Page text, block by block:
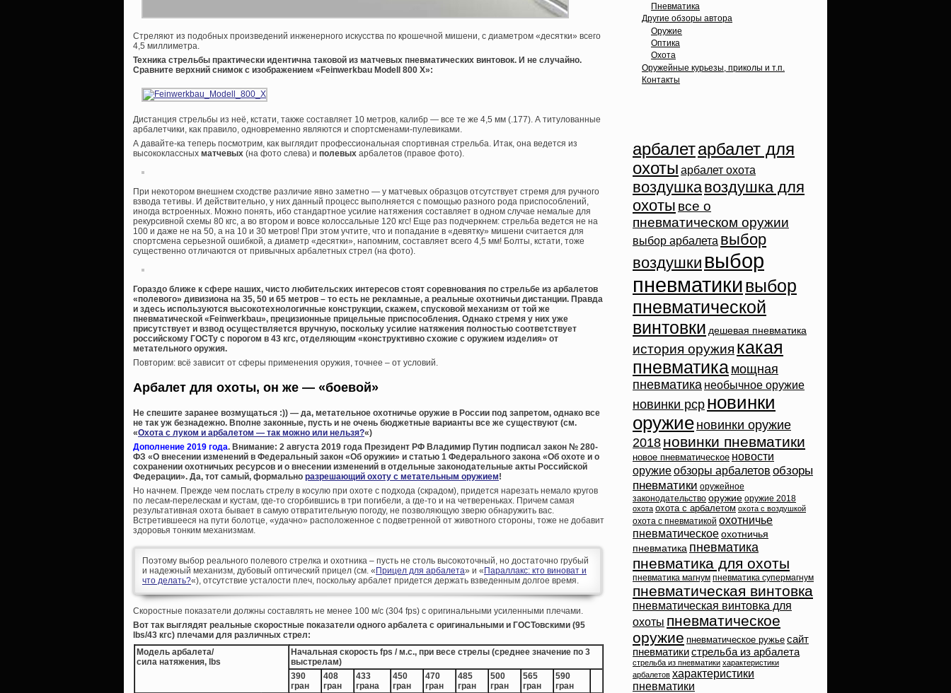
Стреляют из подобных произведений инженерного искусства по крошечной мишени, с диаметром «десятки» всего
4,5 миллиметра.
Техника стрельбы практически идентична таковой из матчевых пневматических винтовок. И не случайно.
Сравните верхний снимок с изображением «Feinwerkbau Modell 800 X»:
Дистанция стрельбы из неё, кстати, также составляет 10 метров, калибр — все те же 4,5 мм (.177). А титулованные
арбалетчики, как правило, одновременно являются и спортсменами-пулевиками.
А давайте-ка теперь посмотрим, как выглядит профессиональная спортивная стрельба. Итак, она ведется из
высококлассных матчевых (на фото слева) и полевых арбалетов (правое фото).
При некотором внешнем сходстве различие явно заметно — у матчевых образцов отсутствует стремя для ручного
взвода тетивы. И действительно, у них данный процесс выполняется с помощью разного рода приспособлений,
иногда встроенных. Можно понять, ибо стандартное усилие натяжения составляет в одном случае немалые для
рекурсивной схемы 80 кгс, а во втором и вовсе колоссальные 120 кгс! Еще раз подчеркнем: стрельба ведется не на
100 и даже не на 50, а на 10 и 30 метров! При этом учтите, что и попадание в «девятку» мишени считается для
спортсмена серьезной ошибкой, а диаметр «десятки», напомним, составляет всего 4,5 мм! Болты, кстати, тоже
существенно отличаются от привычных арбалетных стрел (на фото).
Гораздо ближе к сфере наших, чисто любительских интересов стоят соревнования по стрельбе из арбалетов
«полевого» дивизиона на 35, 50 и 65 метров – то есть не рекламные, а реальные охотничьи дистанции. Правда
и здесь используются высокотехнологичные конструкции, скажем, спусковой механизм от той же
пневматической «Feinwerkbau», прецизионные прицельные приспособления. Однако стремя у них уже
присутствует и взвод осуществляется вручную, поскольку усилие натяжения полностью соответствует
российскому ГОСТу с порогом в 43 кгс, отделяющим «конструктивно схожие с оружием изделия» от
метательного оружия.
Повторим: всё зависит от сферы применения оружия, точнее – от условий.
Арбалет для охоты, он же — «боевой»
Не спешите заранее возмущаться :)) — да, метательное охотничье оружие в России под запретом, однако все
не так уж безнадежно. Вполне законные, пусть и не очень бюджетные варианты все же существуют (см.
«Охота с луком и арбалетом — так можно или нельзя?«)
Дополнение 2019 года. Внимание: 2 августа 2019 года Президент РФ Владимир Путин подписал закон № 280-
ФЗ «О внесении изменений в Федеральный закон «Об оружии» и статью 1 Федерального закона «Об охоте и о
сохранении охотничьих ресурсов и о внесении изменений в отдельные законодательные акты Российской
Федерации». Да, тот самый, формально разрешающий охоту с метательным оружием!
Но начнем. Прежде чем послать стрелу в косулю при охоте с подхода (скрадом), придется нарезать немало кругов
по лесам-перелескам и кустам, где-то сгорбившись в три погибели, а где-то и на четвереньках. Причем самая
результативная охота бывает в самую отвратительную погоду, не позволяющую зверю обнаружить вас.
Встретившееся на пути болотце, «удачно» расположенное с подветренной от животного стороны, тоже не добавит
здоровья тонким механизмам.
Поэтому выбор реального полевого стрелка и охотника – пусть не столь высокоточный, но достаточно грубый
и надежный механизм, дубовый оптический прицел (см. «Прицел для арбалета» и «Параллакс: кто виноват и
что делать?«), отсутствие усталости плеч, поскольку арбалет придется держать взведенным долгое время.
Скоростные показатели должны составлять не менее 100 м/с (304 fps) с оригинальными усиленными плечами.
Вот так выглядят реальные скоростные показатели одного арбалета с оригинальными и ГОСТовскими (95
lbs/43 кгс) плечами для различных стрел:
Модель арбалета/
сила натяжения, lbs
Начальная скорость fps / м.с., при весе стрелы (среднее значение по 3
выстрелам)
390
гран
408
гран
433
грана
450
гран
470
гран
485
гран
500
гран
565
гран
590
гран
Пневматика
Другие обзоры автора
Оружие
Оптика
Охота
Оружейные курьезы, приколы и т.п.
Контакты
арбалетарбалет для
охоты арбалет охота
воздушкавоздушка для
охоты все о
пневматическом оружии
выбор арбалета выбор
воздушки выбор
пневматикивыбор
пневматической
винтовки дешевая пневматика
история оружия какая
пневматика мощная
пневматика необычное оружие
новинки pcp новинки
оружие новинки оружие
2018 новинки пневматики
новое пневматическое новости
оружиеобзоры арбалетов обзоры
пневматики оружейное
законодательство оружие оружие 2018
охота охота с арбалетом охота с воздушкой
охота с пневматикой охотничье
пневматическое охотничья
пневматика пневматика
пневматика для охоты
пневматика магнум пневматика супермагнум
пневматическая винтовка
пневматическая винтовка для
охоты пневматическое
оружие пневматическое ружье сайт
пневматикистрельба из арбалета
стрельба из пневматики характеристики
арбалетов характеристики
пневматики